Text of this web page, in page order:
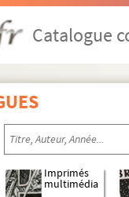
Catalogue
Imprimés
multimédia